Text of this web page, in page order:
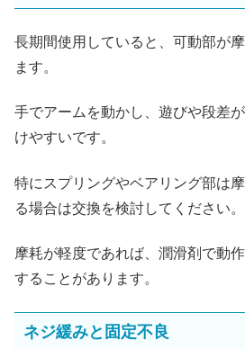
長期間使用していると、可動部が
ます。
手でアームを動かし、遊びや段差
けやすいです。
特にスプリングやベアリング部は
る場合は交換を検討してください。
摩耗が軽度であれば、潤滑剤で動
することがあります。
ネジ緩みと固定不良